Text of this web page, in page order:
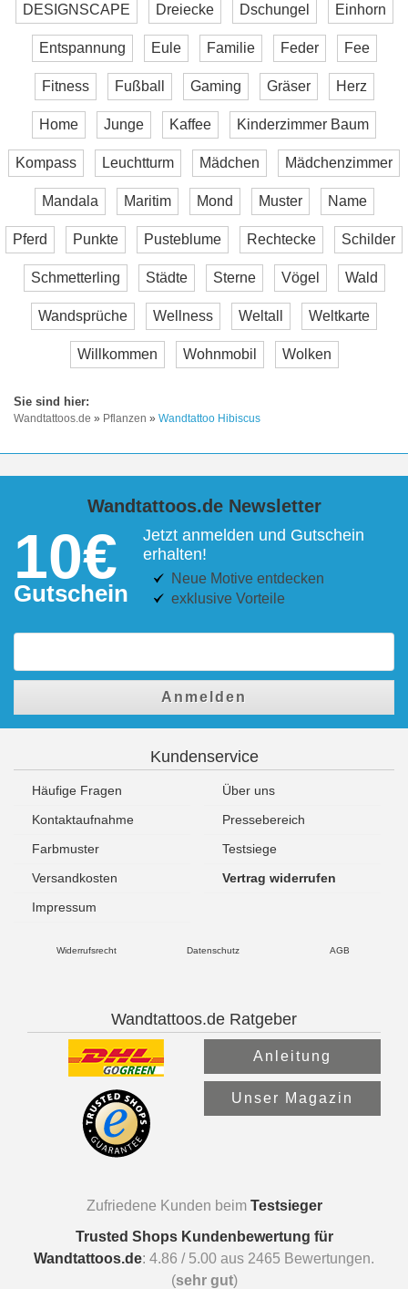
DESIGNSCAPE Dreiecke Dschungel Einhorn
Entspannung Eule Familie Feder Fee
Fitness Fußball Gaming Gräser Herz
Home Junge Kaffee Kinderzimmer Baum
Kompass Leuchtturm Mädchen Mädchenzimmer
Mandala Maritim Mond Muster Name
Pferd Punkte Pusteblume Rechtecke Schilder
Schmetterling Städte Sterne Vögel Wald
Wandsprüche Wellness Weltall Weltkarte
Willkommen Wohnmobil Wolken
Wandtattoos.de » Pflanzen » Wandtattoo Hibiscus
Wandtattoos.de Newsletter
10€
Gutschein
Jetzt anmelden und Gutschein
erhalten!
Neue Motive entdecken
exklusive Vorteile
Anmelden
Kundenservice
Häufige Fragen
Über uns
Kontaktaufnahme
Pressebereich
Farbmuster
Testsiege
Versandkosten
Vertrag widerrufen
Impressum
Widerrufsrecht Datenschutz AGB
Wandtattoos.de Ratgeber
Anleitung
Unser Magazin
Zufriedene Kunden beim Testsieger
Trusted Shops Kundenbewertung für
Wandtattoos.de: 4.86 / 5.00 aus 2465 Bewertungen.
(sehr gut)